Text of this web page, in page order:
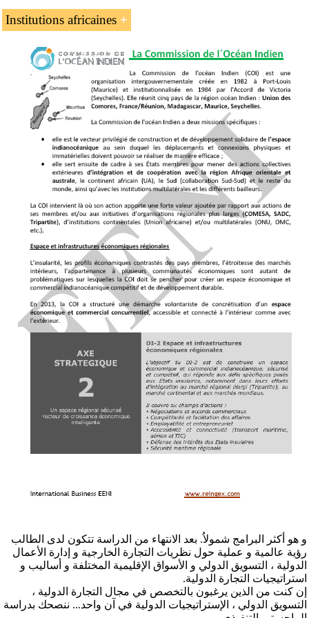
LaGrande zone arabe de libre-échange (GZALE)
La Convention douanière relative aux conteneurs
(non membre)
Les Règles de Rotterdam (non membre)
Institutions africaines
L’Union africaine (UA)
La
Convention sur la prévention et la lutte
contre la corruption (UA)
LaBanque africaine de développement
La Commission économique pour l’Afrique
Agence de développement de l’Union Africaine
(AUDA-NEPAD)
Coopération sino-africaine
Le Cadre de la coopération Afrique-Inde (Bharat)
Afrique et les pays du BRICS
LePartenariat Asie-Afrique
Le Partenariat Corée du Sud-Afrique
Le Partenariat Japon-Afrique
LeSommet Afrique-Amérique du Sud
Partenariat Afrique-Turquie
Banque islamique de développement
LaLigue des États arabes
و هو أكثر البرامج شمولاُ. بعد الانتهاء من الدراسة تتكون لدى الطالب
رؤية عالمية و عملية حول نظريات التجارة الخارجية و إدارة الأعمال
الدولية ، التسويق الدولي و الأسواق الإقليمية المختلفة و أساليب و
استراتيجيات التجارة الدولية.
إن كنت من الذين يرغبون بالتخصص في مجال التجارة الدولية ،
التسويق الدولي ، الإستراتيجيات الدولية في آن واحد... ننصحك بدراسة